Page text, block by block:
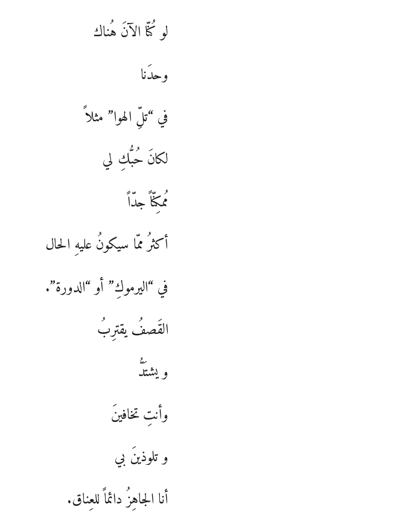
لو كُنّا الآنَ هُناك
وحدَنا
في “تلِّ الهوا” مثلاً
لكانَ حُبُّكِ لي
مُمكِنّاً جدّاً
أكثرُ ممّا سيكونُ عليهِ الحال
في “اليرموكِ” أو “الدورة”.
القَصفُ يقترِبُ
و يشتَدُّ
وأنتِ تخافينَ
و تلوذينَ بي
أنا الجاهِزُ دائماً للعِناق.